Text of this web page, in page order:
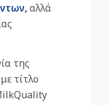
αλλά
της
τίτλο